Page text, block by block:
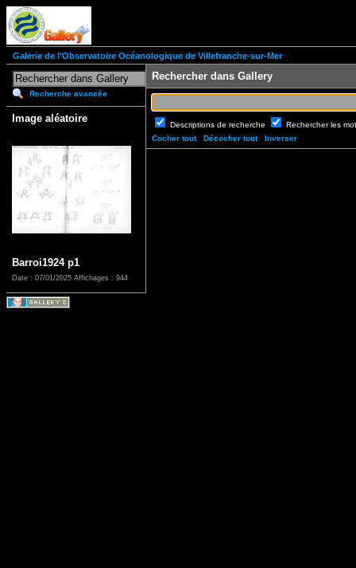
Galerie de l'Observatoire Océanologique de Villefranche-sur-Mer
Recherche avancée
Image aléatoire
Barroi1924 p1
Date : 07/01/2025 Affichages : 944
Rechercher dans Gallery
Descriptions de recherche
Rechercher les
Cocher tout
Décocher tout Inverser